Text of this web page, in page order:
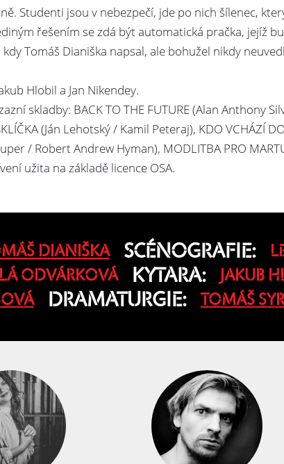
Studenti jsou v nebezpečí, jde po nich šílenec,
řešením se zdá být automatická pračka, jejíž
Tomáš Dianiška napsal, ale bohužel nikdy
Hlobil a Jan Nikendey.
skladby: BACK TO THE FUTURE (Alan Anthony
(Ján Lehotský / Kamil Peteraj), KDO VCHÁZÍ
/ Robert Andrew Hyman), MODLITBA PRO
užita na základě licence OSA.
DIANIŠKA SCÉNOGRAFIE:
ODVÁRKOVÁ KYTARA: JAKUB
DRAMATURGIE: TOMÁŠ